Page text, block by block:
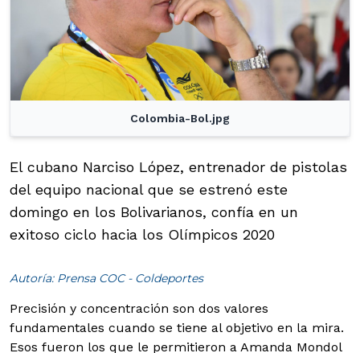
Colombia-Bol.jpg
El cubano Narciso López, entrenador de pistolas
del equipo nacional que se estrenó este
domingo en los Bolivarianos, confía en un
exitoso ciclo hacia los Olímpicos 2020
Autoría: Prensa COC - Coldeportes
Precisión y concentración son dos valores
fundamentales cuando se tiene al objetivo en la mira.
Esos fueron los que le permitieron a Amanda Mondol